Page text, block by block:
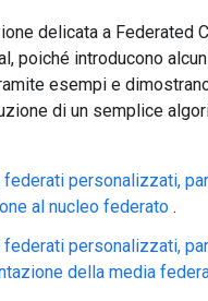
delicata a Federated
poiché introducono
esempi e
di un semplice
personalizzati,
al nucleo federato .
personalizzati,
della media